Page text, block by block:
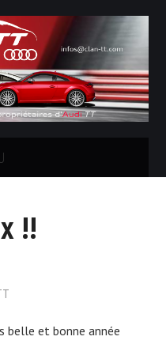
!!
belle et bonne année